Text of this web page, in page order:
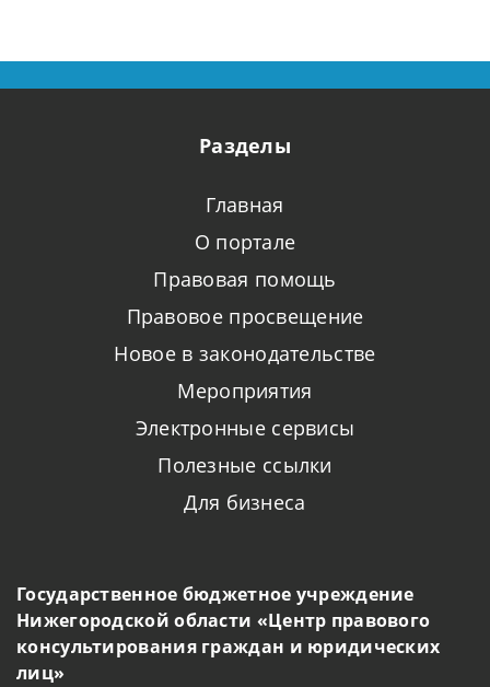
Разделы
Главная
О портале
Правовая помощь
Правовое просвещение
Новое в законодательстве
Мероприятия
Электронные сервисы
Полезные ссылки
Для бизнеса
Государственное бюджетное учреждение
Нижегородской области «Центр правового
консультирования граждан и юридических
лиц»